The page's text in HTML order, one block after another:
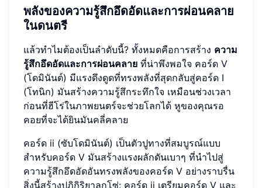
พลังของความรู้สึกอึดอัดและการผ่อนคลาย
ในดนตรี
แล้วทำไมต้องเป็นลำดับนี้? ทั้งหมดคือการสร้าง ความ
รู้สึกอึดอัดและการผ่อนคลาย ที่น่าพึงพอใจ คอร์ด V
(โดมินันต์) มีแรงดึงดูดที่ทรงพลังที่สุดกลับสู่คอร์ด I
(โทนิก) มันสร้างความรู้สึกระทึกใจ เหมือนช่วงเวลา
ก่อนที่ฮีโร่ในภาพยนตร์จะช่วยโลกได้ หูของคุณรอ
คอยที่จะได้ยินมันคลี่คลาย
คอร์ด ii (ซับโดมินันต์) เป็นตัวปูทางที่สมบูรณ์แบบ
สำหรับคอร์ด V มันสร้างแรงผลักดันเบาๆ ที่นำไปสู่
ความรู้สึกอึดอัดอันทรงพลังของคอร์ด V อย่างราบรื่น
สิ่งนี้สร้างปฏิกิริยาลูกโซ่: คอร์ด ii เตรียมคอร์ด V และ